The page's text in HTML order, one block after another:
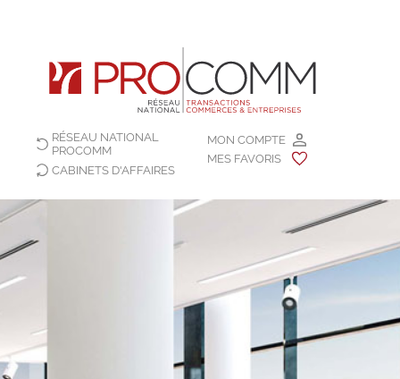
MON COMPTE
MES FAVORIS
RÉSEAU NATIONAL
PROCOMM
CABINETS D'AFFAIRES